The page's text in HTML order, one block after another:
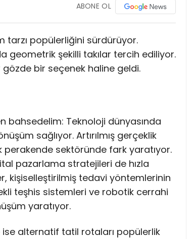
ABONE OL
tarzı popülerliğini sürdürüyor.
geometrik şekilli takılar tercih ediliyor.
bir seçenek haline geldi.
bahsedelim: Teknoloji dünyasında
sağlıyor. Artırılmış gerçeklik
sektöründe fark yaratıyor.
pazarlama stratejileri de hızla
kişiselleştirilmiş tedavi yöntemlerinin
teşhis sistemleri ve robotik cerrahi
yaratıyor.
alternatif tatil rotaları popülerlik